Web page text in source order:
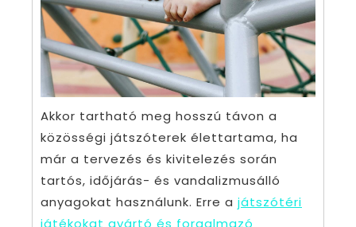
Akkor tartható meg hosszú távon a
közösségi játszóterek élettartama, ha
már a tervezés és kivitelezés során
tartós, időjárás- és vandalizmusálló
anyagokat használunk. Erre a játszótéri